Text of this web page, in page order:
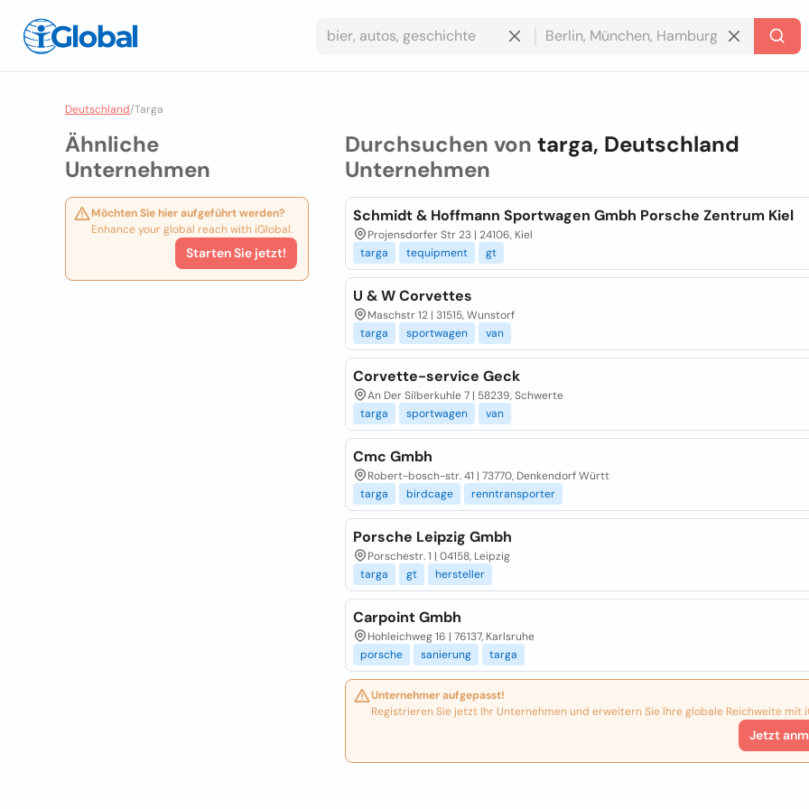
Deutschland/Targa
Ähnliche
Unternehmen
Möchten Sie hier aufgeführt werden?
Enhance your global reach with iGlobal.
Starten Sie jetzt!
Durchsuchen von targa, Deutschland
Unternehmen
Schmidt & Hoffmann Sportwagen Gmbh Porsche Zentrum Kiel
Projensdorfer Str 23 | 24106, Kiel
targa
tequipment gt
U & W Corvettes
Maschstr 12 | 31515, Wunstorf
targa
sportwagen van
Corvette-service Geck
An Der Silberkuhle 7 | 58239, Schwerte
targa
sportwagen van
Cmc Gmbh
Robert-bosch-str. 41 | 73770, Denkendorf Württ
targa
birdcage renntransporter
Porsche Leipzig Gmbh
Porschestr. 1 | 04158, Leipzig
targa
gt hersteller
Carpoint Gmbh
Hohleichweg 16 | 76137, Karlsruhe
porsche
sanierung targa
Unternehmer aufgepasst!
Registrieren Sie jetzt Ihr Unternehmen und erweitern Sie Ihre globale Reichweite mit
Jetzt